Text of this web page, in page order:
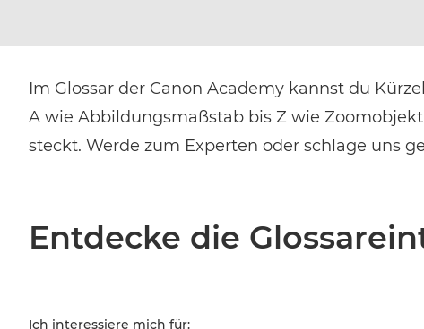
Im Glossar der Canon Academy kannst du
A wie Abbildungsmaßstab bis Z wie
steckt. Werde zum Experten oder schlage uns
Entdecke die
Ich interessiere mich für: